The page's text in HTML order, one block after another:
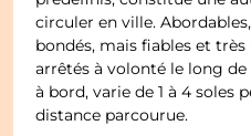
circuler en ville.
bondés, mais fiables et
arrêtés à volonté le long
à bord, varie de 1 à 4 soles
distance parcourue.